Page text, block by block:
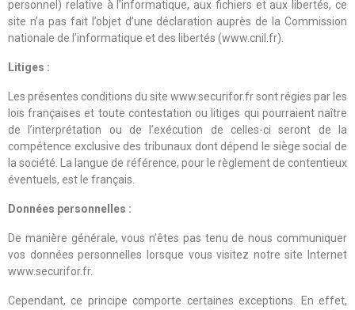
personnel) relative à l’informatique, aux fichiers et aux libertés, ce
site n’a pas fait l’objet d’une déclaration auprès de la Commission
nationale de l’informatique et des libertés (www.cnil.fr).
Litiges :
Les présentes conditions du site www.securifor.fr sont régies par les
lois françaises et toute contestation ou litiges qui pourraient naître
de l’interprétation ou de l’exécution de celles-ci seront de la
compétence exclusive des tribunaux dont dépend le siège social de
la société. La langue de référence, pour le règlement de contentieux
éventuels, est le français.
Données personnelles :
De manière générale, vous n’êtes pas tenu de nous communiquer
vos données personnelles lorsque vous visitez notre site Internet
www.securifor.fr.
Cependant, ce principe comporte certaines exceptions. En effet,